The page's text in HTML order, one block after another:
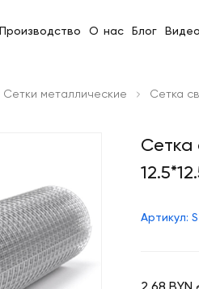
Производство О нас Блог Видео
Сетки металлические Сетка
Сетка
Артикул: